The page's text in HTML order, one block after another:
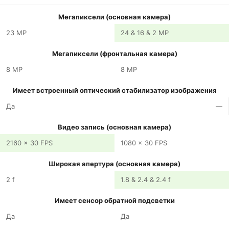
Мегапиксели (основная камера)
23 MP
24 & 16 & 2 MP
Мегапиксели (фронтальная камера)
8 MP
8 MP
Имеет встроенный оптический стабилизатор изображения
Да
—
Видео запись (основная камера)
2160 x 30 FPS
1080 x 30 FPS
Широкая апертура (основная камера)
2 f
1.8 & 2.4 & 2.4 f
Имеет сенсор обратной подсветки
Да
Да